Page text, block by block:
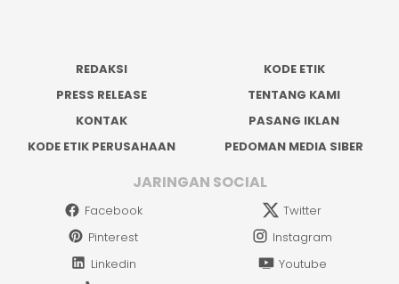
REDAKSI
KODE ETIK
PRESS RELEASE
TENTANG KAMI
KONTAK
PASANG IKLAN
KODE ETIK PERUSAHAAN
PEDOMAN MEDIA SIBER
JARINGAN SOCIAL
Facebook
Twitter
Pinterest
Instagram
Linkedin
Youtube